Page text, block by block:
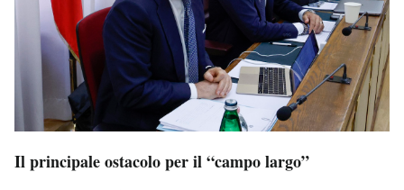
Il principale ostacolo per il “campo largo”